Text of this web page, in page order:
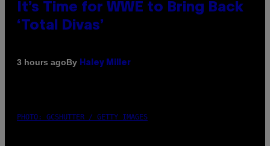
It’s Time for WWE to Bring Back
‘Total Divas’
3 hours agoBy Haley Miller
PHOTO: GCSHUTTER / GETTY IMAGES